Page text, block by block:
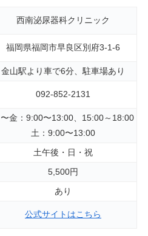
西南泌尿器科クリニック
福岡県福岡市早良区別府3-1-6
金山駅より車で6分、駐車場あり
092-852-2131
〜金：9:00〜13:00、15:00～18:00
土：9:00〜13:00
土午後・日・祝
5,500円
あり
公式サイトはこちら